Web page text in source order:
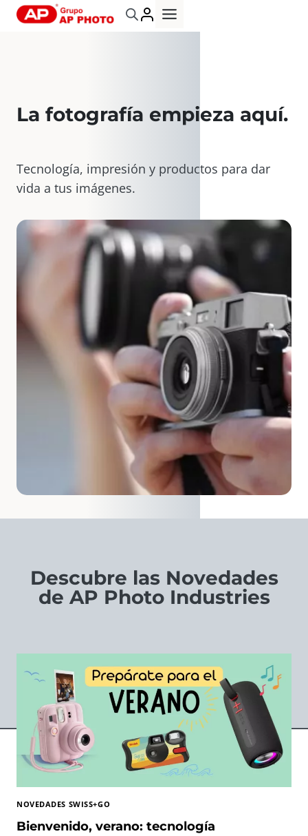
Saltar
La fotografía empieza aquí.
Tecnología, impresión y productos para dar
vida a tus imágenes.
Descubre las Novedades
de AP Photo Industries
NOVEDADES SWISS+GO
Bienvenido, verano: tecnología